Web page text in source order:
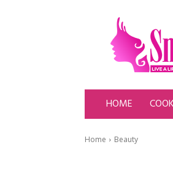
SmartLady
HOME
Home Beauty